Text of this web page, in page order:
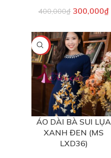
400,000₫ 300,000₫
-40%
ÁO DÀI BÀ SUI LỤA
XANH ĐEN (MS
LXD36)